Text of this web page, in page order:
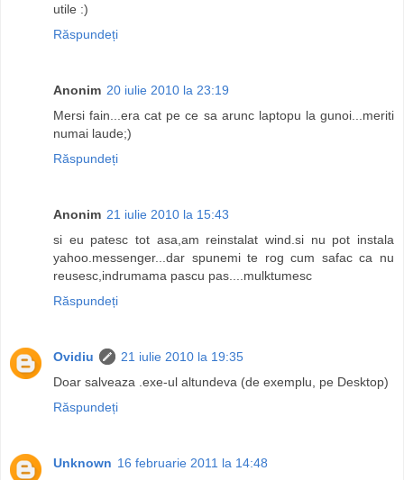
utile :)
Răspundeți
Anonim 20 iulie 2010 la 23:19
Mersi fain...era cat pe ce sa arunc laptopu la gunoi...meriti
numai laude;)
Răspundeți
Anonim 21 iulie 2010 la 15:43
si eu patesc tot asa,am reinstalat wind.si nu pot instala
yahoo.messenger...dar spunemi te rog cum safac ca nu
reusesc,indrumama pascu pas....mulktumesc
Răspundeți
Ovidiu
21 iulie 2010 la 19:35
Doar salveaza .exe-ul altundeva (de exemplu, pe Desktop)
Răspundeți
Unknown 16 februarie 2011 la 14:48